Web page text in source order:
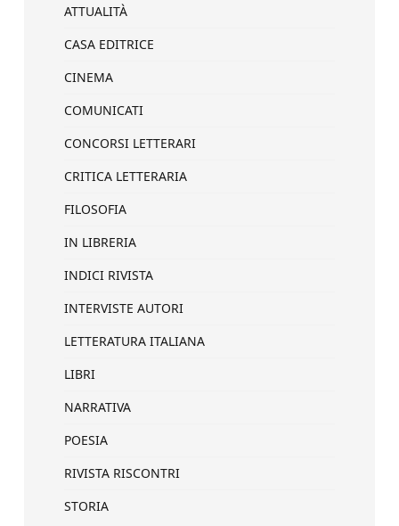
ATTUALITÀ
CASA EDITRICE
CINEMA
COMUNICATI
CONCORSI LETTERARI
CRITICA LETTERARIA
FILOSOFIA
IN LIBRERIA
INDICI RIVISTA
INTERVISTE AUTORI
LETTERATURA ITALIANA
LIBRI
NARRATIVA
POESIA
RIVISTA RISCONTRI
STORIA